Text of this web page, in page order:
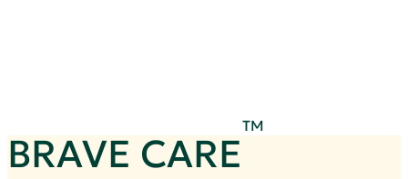
BRAVE CARE
TM